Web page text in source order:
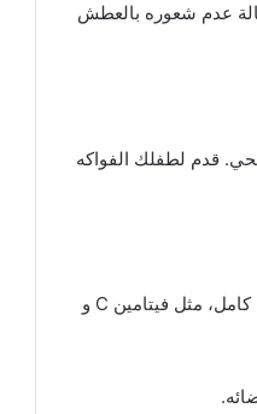
عدم شعوره بالعطش
قدم لطفلك الفواكه
تحتوي الفاكهة على نسب كبيرة من الفيتامينات والمعادن الضرورية لعمل أجهزة الجسم بشكل كامل، مثل فيتامين C و